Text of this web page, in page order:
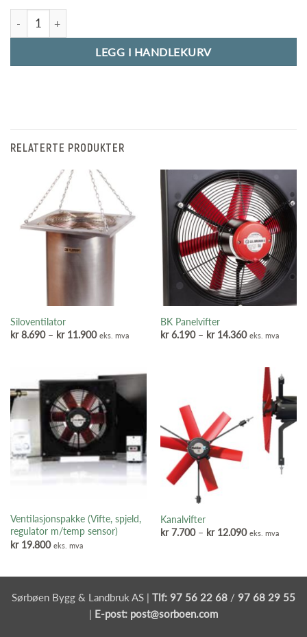
Ventilasjonspakke (Vifte, spjeld, termostat) antall
LEGG I HANDLEKURV
RELATERTE PRODUKTER
Siloventilator
kr8.690 – kr11.900Prisområde:
eks. mva
BK Panelvifter
kr6.190 – kr14.360Prisområde:
eks. mva
Ventilasjonspakke (Vifte, spjeld,
regulator m/temp sensor)
kr19.800 eks. mva
Kanalvifter
kr7.700 – kr12.090Prisområde:
eks. mva
Sørbøen Bygg & Landbruk AS | Tlf: 97 56 22 68 / 97 68 29 55
| E-post: post@sorboen.com